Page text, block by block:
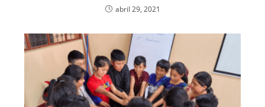
abril 29, 2021